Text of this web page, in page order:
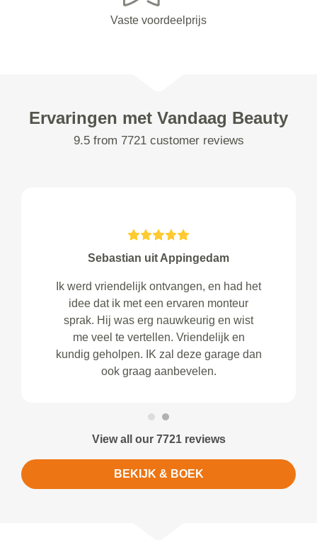
Vaste voordeelprijs
Ervaringen met Vandaag Beauty
9.5 from 7721 customer reviews
Sebastian uit Appingedam
Ik werd vriendelijk ontvangen, en had het
idee dat ik met een ervaren monteur
sprak. Hij was erg nauwkeurig en wist
me veel te vertellen. Vriendelijk en
kundig geholpen. IK zal deze garage dan
ook graag aanbevelen.
View all our 7721 reviews
BEKIJK & BOEK